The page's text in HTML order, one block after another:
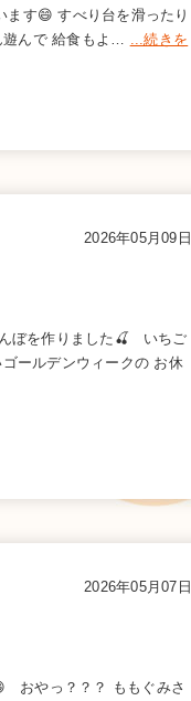
す😄 すべり台を滑ったり
遊んで 給食もよ…
...続きを
2026年05月09日
ぼを作りました🍒 いちご
ールデンウィークの お休
2026年05月07日
おやっ？？？ ももぐみさ